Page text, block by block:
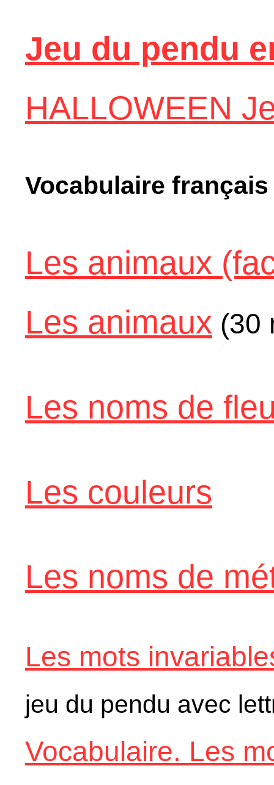
Jeu du pendu
HALLOWEEN
Vocabulaire français
Les animaux
Les animaux (30
Les noms de
Les couleurs
Les noms de
Les mots
jeu du pendu avec
Vocabulaire. Les